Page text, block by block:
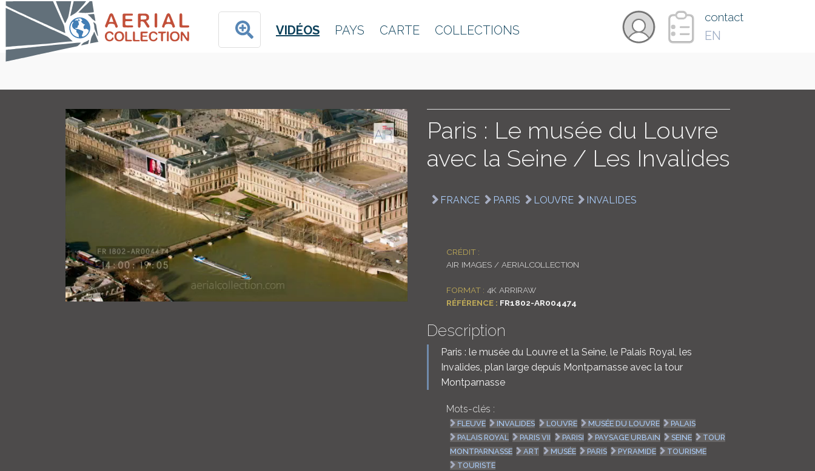
VIDÉOS PAYS CARTE COLLECTIONS
contact
EN
CARTE
Paris : Le musée du Louvre
avec la Seine / Les Invalides
FRANCE PARIS LOUVRE INVALIDES
CRÉDIT :
AIR IMAGES / AERIALCOLLECTION
FORMAT : 4K ARRIRAW
RÉFÉRENCE : FR1802-AR004474
Description
Paris : le musée du Louvre et la Seine, le Palais Royal, les
Invalides, plan large depuis Montparnasse avec la tour
Montparnasse
Mots-clés :
FLEUVE INVALIDES LOUVRE MUSÉE DU LOUVRE
PALAIS
PALAIS ROYAL
PARIS VII PARISI PAYSAGE URBAIN SEINE
TOUR
MONTPARNASSE
ART MUSÉE PARIS PYRAMIDE
TOURISME
TOURISTE